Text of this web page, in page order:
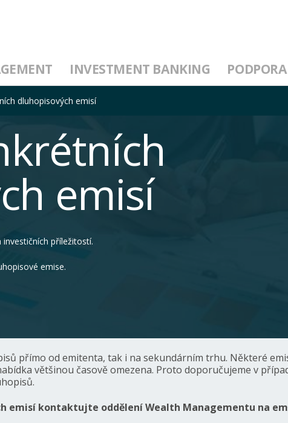
INVESTMENT BANKING PODPORA
dluhopisových emisí
emisí
příležitostí.
emise.
přímo od emitenta, tak i na sekundárním trhu. Některé
většinou časově omezena. Proto doporučujeme v
emisí kontaktujte oddělení Wealth Managementu na